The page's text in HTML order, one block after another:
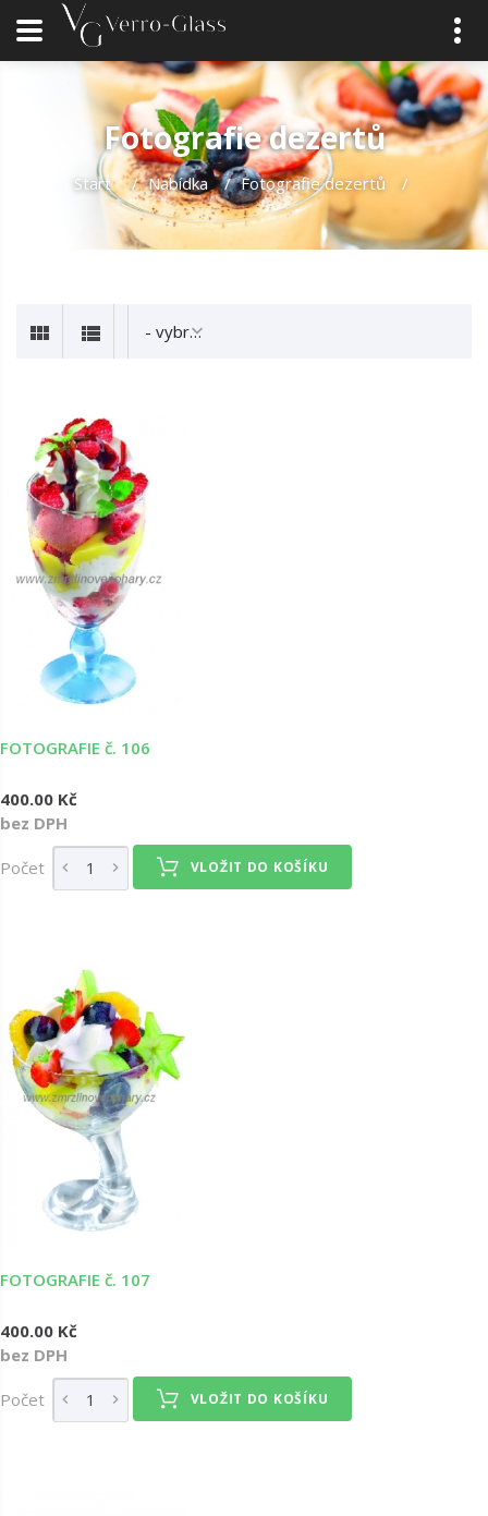
Fotografie dezertů
Start / Nabídka / Fotografie dezertů /
- vybrat -
FOTOGRAFIE č. 106
400.00 Kč
bez DPH
Počet VLOŽIT DO KOŠÍKU
FOTOGRAFIE č. 107
400.00 Kč
bez DPH
Počet VLOŽIT DO KOŠÍKU